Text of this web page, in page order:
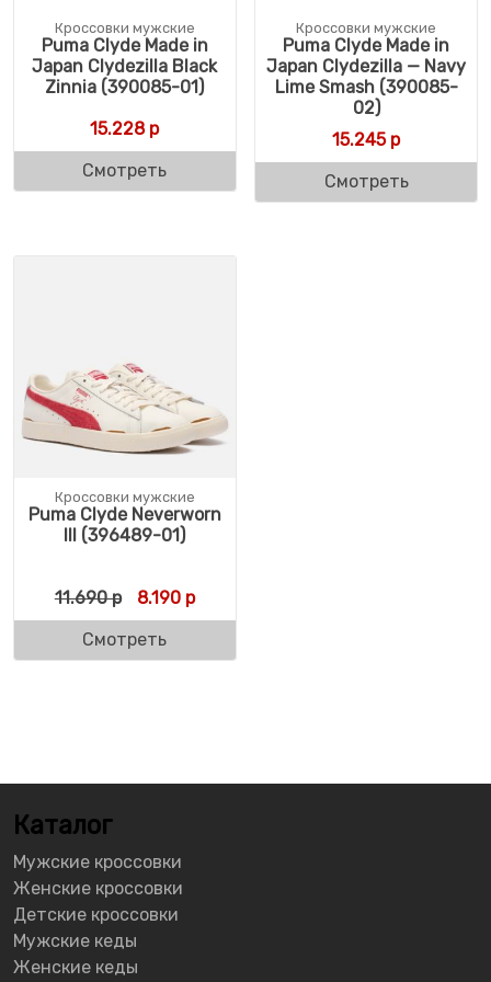
Кроссовки мужские
Puma Clyde Made in
Japan Clydezilla Black
Zinnia (390085-01)
15.228р
Смотреть
Кроссовки мужские
Puma Clyde Made in
Japan Clydezilla — Navy
Lime Smash (390085-
02)
15.245р
Смотреть
Кроссовки мужские
Puma Clyde Neverworn
III (396489-01)
11.690р Первоначальная цена составляла 11.690
8.190рТекущая цена: 8.190 р.
Смотреть
Каталог
Мужские кроссовки
Женские кроссовки
Детские кроссовки
Мужские кеды
Женские кеды